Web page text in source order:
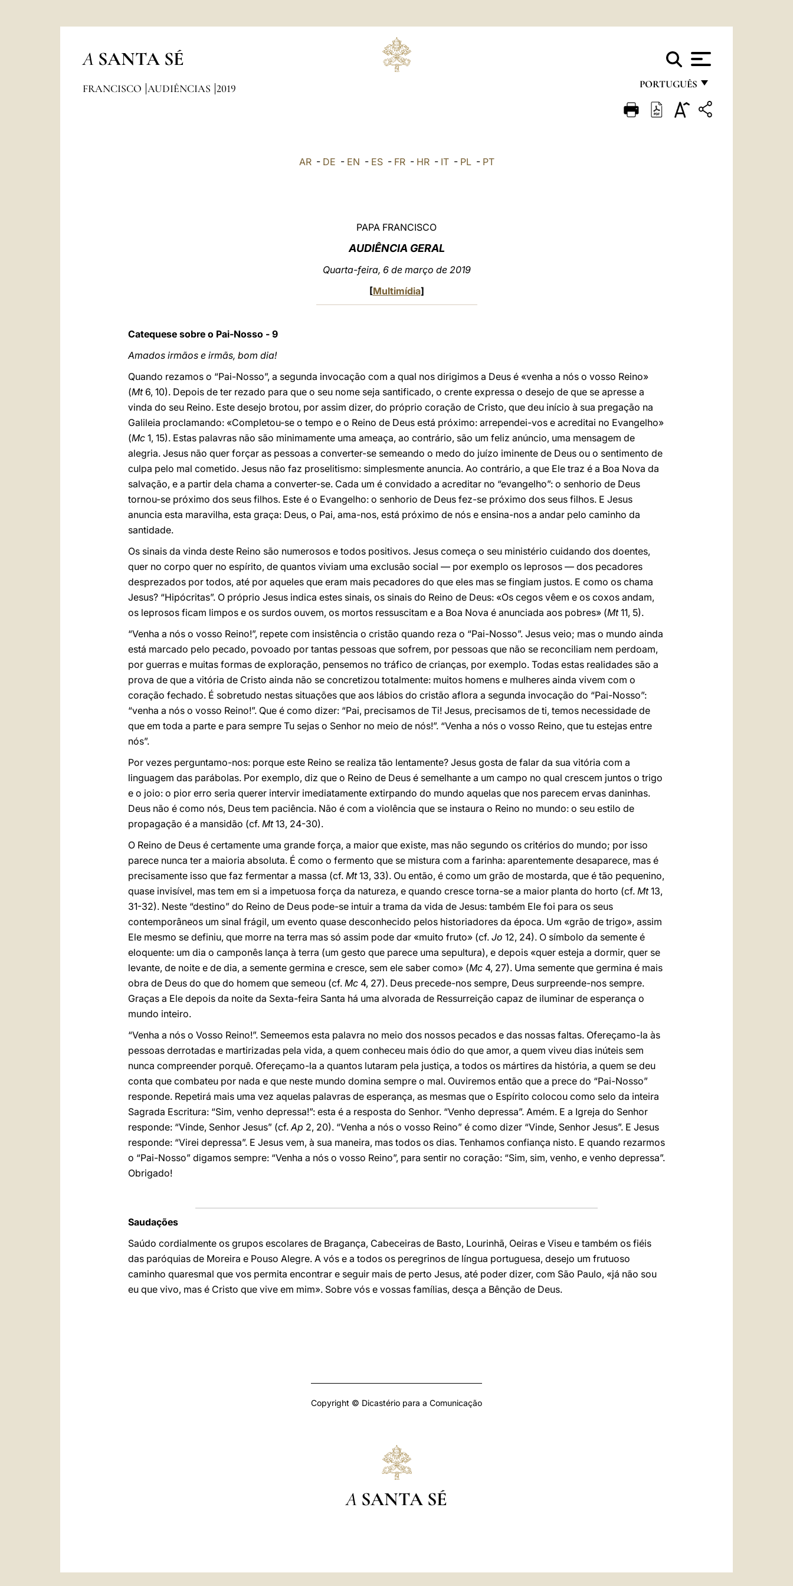
A SANTA SÉ
PORTUGUÊS
FRANÇAIS
FRANCISCO AUDIÊNCIAS 2019
AR- DE - EN - ES- FR- HR- IT- PL- PT
PAPA FRANCISCO
AUDIÊNCIA GERAL
Quarta-feira, 6 de março de 2019
[Multimídia]
Catequese sobre o Pai-Nosso - 9
Amados irmãos e irmãs, bom dia!
Quando rezamos o “Pai-Nosso”, a segunda invocação com a qual nos dirigimos a Deus é «venha a nós o vosso Reino»
(Mt6, 10). Depois de ter rezado para que o seu nome seja santificado, o crente expressa o desejo de que se apresse a
vinda do seu Reino. Este desejo brotou, por assim dizer, do próprio coração de Cristo, que deu início à sua pregação na
Galileia proclamando: «Completou-se o tempo e o Reino de Deus está próximo: arrependei-vos e acreditai no Evangelho»
(Mc 1, 15). Estas palavras não são minimamente uma ameaça, ao contrário, são um feliz anúncio, uma mensagem de
alegria. Jesus não quer forçar as pessoas a converter-se semeando o medo do juízo iminente de Deus ou o sentimento de
culpa pelo mal cometido. Jesus não faz proselitismo: simplesmente anuncia. Ao contrário, a que Ele traz é a Boa Nova da
salvação, e a partir dela chama a converter-se. Cada um é convidado a acreditar no “evangelho”: o senhorio de Deus
tornou-se próximo dos seus filhos. Este é o Evangelho: o senhorio de Deus fez-se próximo dos seus filhos. E Jesus
anuncia esta maravilha, esta graça: Deus, o Pai, ama-nos, está próximo de nós e ensina-nos a andar pelo caminho da
santidade.
Os sinais da vinda deste Reino são numerosos e todos positivos. Jesus começa o seu ministério cuidando dos doentes,
quer no corpo quer no espírito, de quantos viviam uma exclusão social — por exemplo os leprosos — dos pecadores
desprezados por todos, até por aqueles que eram mais pecadores do que eles mas se fingiam justos. E como os chama
Jesus? “Hipócritas”. O próprio Jesus indica estes sinais, os sinais do Reino de Deus: «Os cegos vêem e os coxos andam,
os leprosos ficam limpos e os surdos ouvem, os mortos ressuscitam e a Boa Nova é anunciada aos pobres» (Mt11, 5).
“Venha a nós o vosso Reino!”, repete com insistência o cristão quando reza o “Pai-Nosso”. Jesus veio; mas o mundo ainda
está marcado pelo pecado, povoado por tantas pessoas que sofrem, por pessoas que não se reconciliam nem perdoam,
por guerras e muitas formas de exploração, pensemos no tráfico de crianças, por exemplo. Todas estas realidades são a
prova de que a vitória de Cristo ainda não se concretizou totalmente: muitos homens e mulheres ainda vivem com o
coração fechado. É sobretudo nestas situações que aos lábios do cristão aflora a segunda invocação do “Pai-Nosso”:
“venha a nós o vosso Reino!”. Que é como dizer: “Pai, precisamos de Ti! Jesus, precisamos de ti, temos necessidade de
que em toda a parte e para sempre Tu sejas o Senhor no meio de nós!”. “Venha a nós o vosso Reino, que tu estejas entre
nós”.
Por vezes perguntamo-nos: porque este Reino se realiza tão lentamente? Jesus gosta de falar da sua vitória com a
linguagem das parábolas. Por exemplo, diz que o Reino de Deus é semelhante a um campo no qual crescem juntos o trigo
e o joio: o pior erro seria querer intervir imediatamente extirpando do mundo aquelas que nos parecem ervas daninhas.
Deus não é como nós, Deus tem paciência. Não é com a violência que se instaura o Reino no mundo: o seu estilo de
propagação é a mansidão (cf. Mt13, 24-30).
O Reino de Deus é certamente uma grande força, a maior que existe, mas não segundo os critérios do mundo; por isso
parece nunca ter a maioria absoluta. É como o fermento que se mistura com a farinha: aparentemente desaparece, mas é
precisamente isso que faz fermentar a massa (cf. Mt13, 33). Ou então, é como um grão de mostarda, que é tão pequenino,
quase invisível, mas tem em si a impetuosa força da natureza, e quando cresce torna-se a maior planta do horto (cf. Mt13,
31-32). Neste “destino” do Reino de Deus pode-se intuir a trama da vida de Jesus: também Ele foi para os seus
contemporâneos um sinal frágil, um evento quase desconhecido pelos historiadores da época. Um «grão de trigo», assim
Ele mesmo se definiu, que morre na terra mas só assim pode dar «muito fruto» (cf. Jo 12, 24). O símbolo da semente é
eloquente: um dia o camponês lança à terra (um gesto que parece uma sepultura), e depois «quer esteja a dormir, quer se
levante, de noite e de dia, a semente germina e cresce, sem ele saber como» (Mc 4, 27). Uma semente que germina é mais
obra de Deus do que do homem que semeou (cf. Mc 4, 27). Deus precede-nos sempre, Deus surpreende-nos sempre.
Graças a Ele depois da noite da Sexta-feira Santa há uma alvorada de Ressurreição capaz de iluminar de esperança o
mundo inteiro.
“Venha a nós o Vosso Reino!”. Semeemos esta palavra no meio dos nossos pecados e das nossas faltas. Ofereçamo-la às
pessoas derrotadas e martirizadas pela vida, a quem conheceu mais ódio do que amor, a quem viveu dias inúteis sem
nunca compreender porquê. Ofereçamo-la a quantos lutaram pela justiça, a todos os mártires da história, a quem se deu
conta que combateu por nada e que neste mundo domina sempre o mal. Ouviremos então que a prece do “Pai-Nosso”
responde. Repetirá mais uma vez aquelas palavras de esperança, as mesmas que o Espírito colocou como selo da inteira
Sagrada Escritura: “Sim, venho depressa!”: esta é a resposta do Senhor. “Venho depressa”. Amém. E a Igreja do Senhor
responde: “Vinde, Senhor Jesus” (cf.Ap 2, 20). “Venha a nós o vosso Reino” é como dizer “Vinde, Senhor Jesus”. E Jesus
responde: “Virei depressa”. E Jesus vem, à sua maneira, mas todos os dias. Tenhamos confiança nisto. E quando rezarmos
o “Pai-Nosso” digamos sempre: “Venha a nós o vosso Reino”, para sentir no coração: “Sim, sim, venho, e venho depressa”.
Obrigado!
Saudações
Saúdo cordialmente os grupos escolares de Bragança, Cabeceiras de Basto, Lourinhã, Oeiras e Viseu e também os fiéis
das paróquias de Moreira e Pouso Alegre. A vós e a todos os peregrinos de língua portuguesa, desejo um frutuoso
caminho quaresmal que vos permita encontrar e seguir mais de perto Jesus, até poder dizer, com São Paulo, «já não sou
eu que vivo, mas é Cristo que vive em mim». Sobre vós e vossas famílias, desça a Bênção de Deus.
Copyright © Dicastério para a Comunicação
A SANTA SÉ